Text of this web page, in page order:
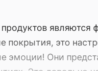
являются
покрытия, это
эмоции! Они